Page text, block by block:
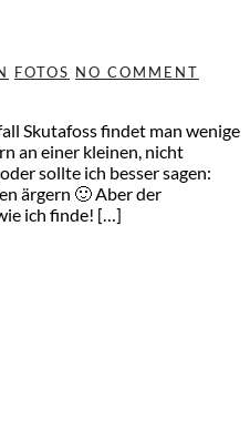
FOTOS NO COMMENT
Skutafoss findet man wenige
an einer kleinen, nicht
sollte ich besser sagen:
ärgern 🙂 Aber der
ich finde! […]